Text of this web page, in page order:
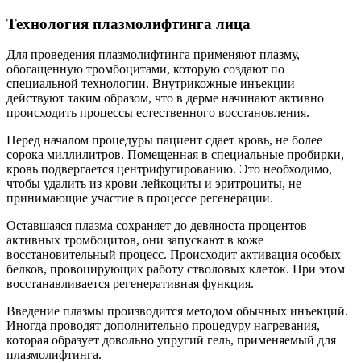
Технология плазмолифтинга лица
Для проведения плазмолифтинга применяют плазму,
обогащенную тромбоцитами, которую создают по
специальной технологии. Внутрикожные инъекции
действуют таким образом, что в дерме начинают активно
происходить процессы естественного восстановления.
Перед началом процедуры пациент сдает кровь, не более
сорока миллилитров. Помещенная в специальные пробирки,
кровь подвергается центрифугированию. Это необходимо,
чтобы удалить из крови лейкоциты и эритроциты, не
принимающие участие в процессе регенерации.
Оставшаяся плазма сохраняет до девяноста процентов
активных тромбоцитов, они запускают в коже
восстановительный процесс. Происходит активация особых
белков, провоцирующих работу стволовых клеток. При этом
восстанавливается регенеративная функция.
Введение плазмы производится методом обычных инъекций.
Иногда проводят дополнительно процедуру нагревания,
которая образует довольно упругий гель, применяемый для
плазмолифтинга.